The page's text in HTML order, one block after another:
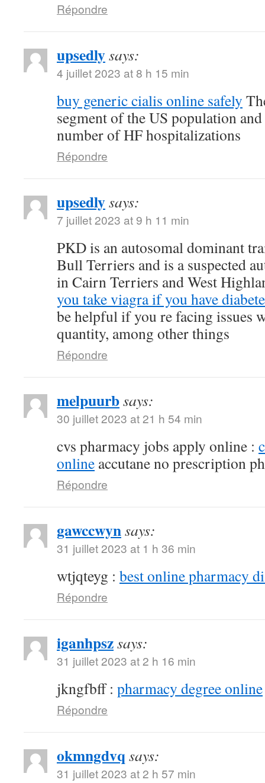
Répondre
upsedlysays:
4 juillet 2023 at 8 h 15 min
buy generic cialis online safely
segment of the US population
number of HF hospitalizations
Répondre
upsedlysays:
7 juillet 2023 at 9 h 11 min
PKD is an autosomal dominant
Bull Terriers and is a suspected
in Cairn Terriers and West
you take viagra if you have
be helpful if you re facing issues
quantity, among other things
Répondre
melpuurbsays:
30 juillet 2023 at 21 h 54 min
cvs pharmacy jobs apply online :
online accutane no prescription
Répondre
gawccwynsays:
31 juillet 2023 at 1 h 36 min
wtjqteyg : best online pharmacy
Répondre
iganhpszsays:
31 juillet 2023 at 2 h 16 min
jkngfbff : pharmacy degree online
Répondre
okmngdvq says:
31 juillet 2023 at 2 h 57 min